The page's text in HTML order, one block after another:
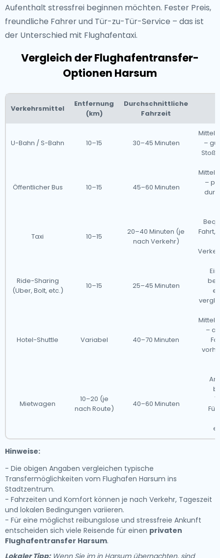
Aufenthalt stressfrei beginnen möchten. Fester Preis,
freundliche Fahrer und Tür-zu-Tür-Service – das ist
der Unterschied mit Flughafentaxi.
Vergleich der Flughafentransfer-
Optionen Harsum
Verkehrsmittel
Entfernung
(km)
Durchschnittliche
Fahrzeit
U-Bahn / S-Bahn 10–15 30–45 Minuten
–
Öffentlicher Bus 10–15 45–60 Minuten
–
Taxi 10–15
20–40 Minuten (je
nach Verkehr)
Fahrt,
Ride-Sharing
(Uber, Bolt, etc.)
10–15 25–45 Minuten
Hotel-Shuttle Variabel 40–70 Minuten
–
Mietwagen
10–20 (je
nach Route)
40–60 Minuten
Hinweise:
- Die obigen Angaben vergleichen typische
Transfermöglichkeiten vom Flughafen Harsum ins
Stadtzentrum.
- Fahrzeiten und Komfort können je nach Verkehr, Tageszeit
und lokalen Bedingungen variieren.
- Für eine möglichst reibungslose und stressfreie Ankunft
entscheiden sich viele Reisende für einen privaten
Flughafentransfer Harsum.
Lokaler Tipp:Wenn Sie im in Harsum übernachten, sind